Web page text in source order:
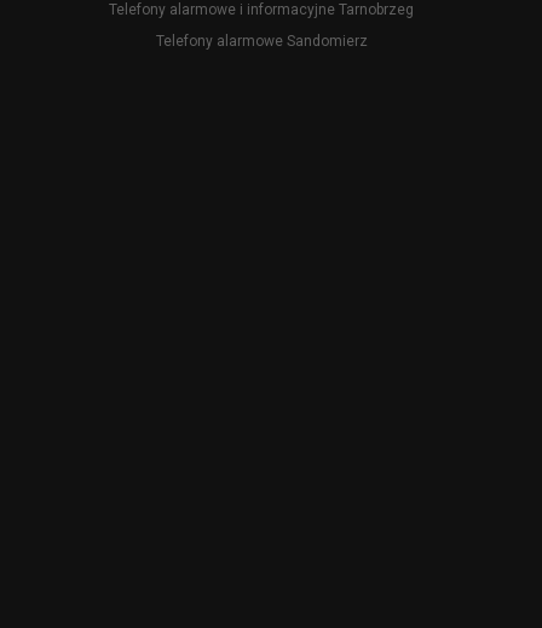
Telefony alarmowe i informacyjne Tarnobrzeg
Telefony alarmowe Sandomierz